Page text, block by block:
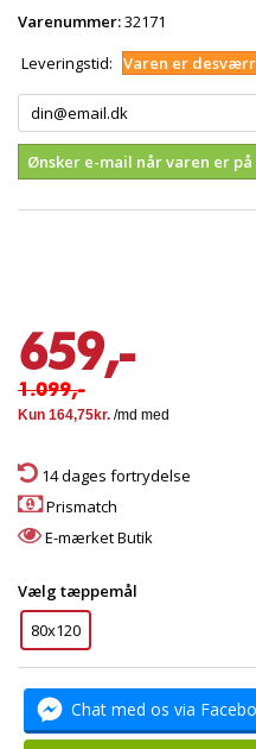
Varenummer:32171
Leveringstid: Varen er
Ønsker e-mail når varen er
659,-
1.099,-
14 dages fortrydelse
Prismatch
E-mærket Butik
Vælg tæppemål
80x120
Chat med os via